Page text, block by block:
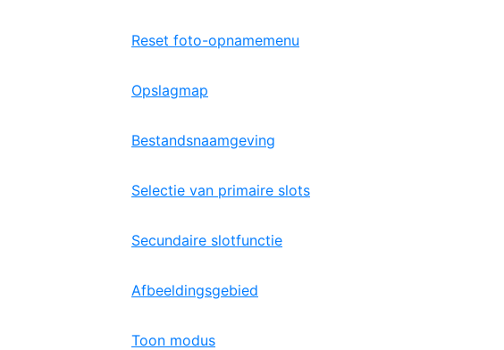
Reset foto-opnamemenu
Opslagmap
Bestandsnaamgeving
Selectie van primaire slots
Secundaire slotfunctie
Afbeeldingsgebied
Toon modus